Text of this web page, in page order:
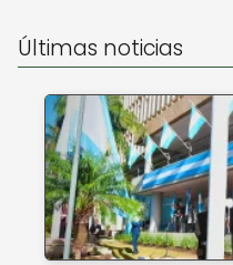
Últimas noticias